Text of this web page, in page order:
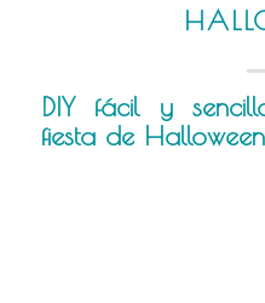
DIY fácil y
fiesta de Halloween